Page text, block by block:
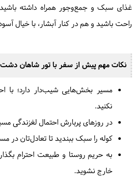
غذای سبک و جمع‌وجور همراه داشته
راحت باشید و هم در کنار آبشار، با خیال
نکات مهم پیش از سفر با تورشاهان دشت
مسیر بخش‌هایی شیب‌دار دارد؛ با
نکنید.
در روزهای پربارش احتمال لغزندگی
کوله را سبک ببندید تا تعادل‌تان در
به حریم روستا و طبیعت احترام
خارج نشوید.